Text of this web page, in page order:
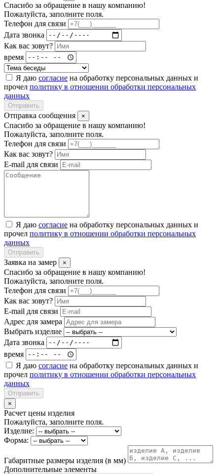
Спасибо за обращение в нашу компанию!
Пожалуйста, заполните поля.
Телефон для связи
Дата звонка
Как вас зовут?
время
Я даю согласие на обработку персональных данных и
прочел политику в отношении обработки персональных
данных
Отправить
Отправка сообщения ×
Спасибо за обращение в нашу компанию!
Пожалуйста, заполните поля.
Телефон для связи
Как вас зовут?
E-mail для связи
Я даю согласие на обработку персональных данных и
прочел политику в отношении обработки персональных
данных
Отправить
Заявка на замер ×
Спасибо за обращение в нашу компанию!
Пожалуйста, заполните поля.
Телефон для связи
Как вас зовут?
E-mail для связи
Адрес для замера
Выбрать изделие
Дата звонка
время
Я даю согласие на обработку персональных данных и
прочел политику в отношении обработки персональных
данных
Отправить
×
Расчет цены изделия
Пожалуйста, заполните поля.
Изделие:
Форма:
Габаритные размеры изделия (в мм)
Дополнительные элементы